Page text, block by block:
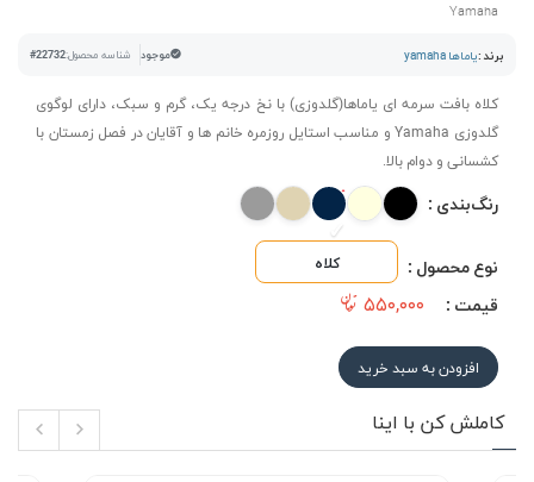
Yamaha
برند :یاماها yamaha موجود شناسه محصول:#22732
کلاه بافت سرمه ای یاماها(گلدوزی) با نخ درجه یک، گرم و سبک، دارای لوگوی
گلدوزی Yamaha و مناسب استایل روزمره خانم ها و آقایان در فصل زمستان با
کشسانی و دوام بالا.
رنگ‌بندی :
نوع محصول : کلاه
قیمت : ۵۵۰,۰۰۰
افزودن به سبد خرید
کاملش کن با اینا